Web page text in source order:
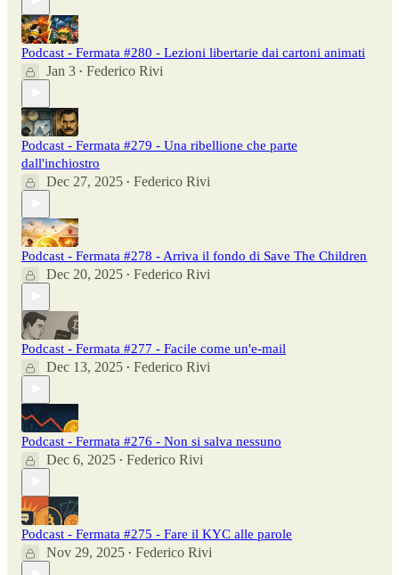
Podcast - Fermata #280 - Lezioni libertarie dai cartoni animati
Jan 3 • Federico Rivi
Podcast - Fermata #279 - Una ribellione che parte
dall'inchiostro
Dec 27, 2025 • Federico Rivi
Podcast - Fermata #278 - Arriva il fondo di Save The Children
Dec 20, 2025 • Federico Rivi
Podcast - Fermata #277 - Facile come un'e-mail
Dec 13, 2025 • Federico Rivi
Podcast - Fermata #276 - Non si salva nessuno
Dec 6, 2025 • Federico Rivi
Podcast - Fermata #275 - Fare il KYC alle parole
Nov 29, 2025 • Federico Rivi